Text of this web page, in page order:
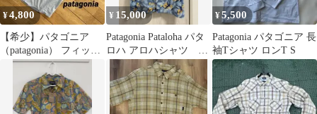
¥4,800
【希少】パタゴニア
（patagonia） フィッシ
ング 半袖シャツ XS
¥ 15,000
Patagonia Pataloha パタ
ロハ アロハシャツ 半
袖 Mサイズ
¥5,500
Patagonia パタゴニア 長
袖Tシャツ ロンT S